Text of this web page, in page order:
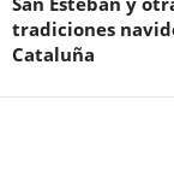
tradiciones
Cataluña